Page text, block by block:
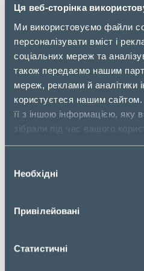
Ця веб-сторінка
Ми використовуємо файли
персоналізувати вміст і
соціальних мереж та
також передаємо нашим
мереж, реклами й аналітики
користуєтеся нашим
її з іншою інформацією, яку
зібрали під час вашого
службами.
згоди
Необхідні
Привілейовані
Статистичні
інформувати людей про
очікування.
мобільне
отримувати
коли їхня черга
збір даних про час
та інші показники,
обслуговування